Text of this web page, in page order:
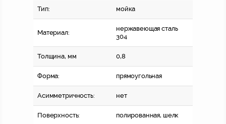
Тип: мойка
Материал:
нержавеющая сталь
304
Толщина, мм 0,8
Форма: прямоугольная
Асимметричность: нет
Поверхность: полированная, шелк